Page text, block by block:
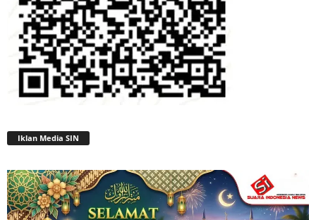
Iklan Media SIN